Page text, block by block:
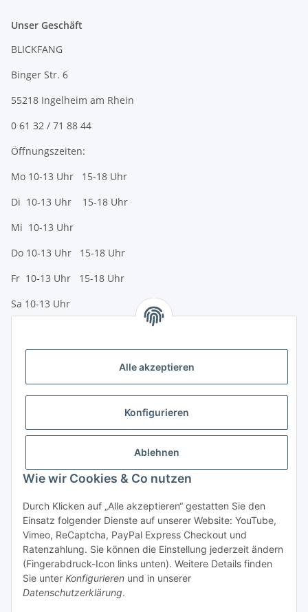
Alle akzeptieren
Konfigurieren
Ablehnen
Wie wir Cookies & Co nutzen
Durch Klicken auf „Alle akzeptieren“ gestatten Sie den
Einsatz folgender Dienste auf unserer Website: YouTube,
Vimeo, ReCaptcha, PayPal Express Checkout und
Ratenzahlung. Sie können die Einstellung jederzeit ändern
(Fingerabdruck-Icon links unten). Weitere Details finden
Sie unter Konfigurieren und in unserer
Datenschutzerklärung.
Unser Geschäft
BLICKFANG
Binger Str. 6
55218 Ingelheim am Rhein
0 61 32 / 71 88 44
Öffnungszeiten:
Mo 10-13 Uhr 15-18 Uhr
Di 10-13 Uhr 15-18 Uhr
Mi 10-13 Uhr
Do 10-13 Uhr 15-18 Uhr
Fr 10-13 Uhr 15-18 Uhr
Sa 10-13 Uhr
Vorkasse (per Bank-Überweisung)
Sofortüberweisung
Rechnungskauf
Gesetzliche Informationen
Informationen
Vertrag widerrufen